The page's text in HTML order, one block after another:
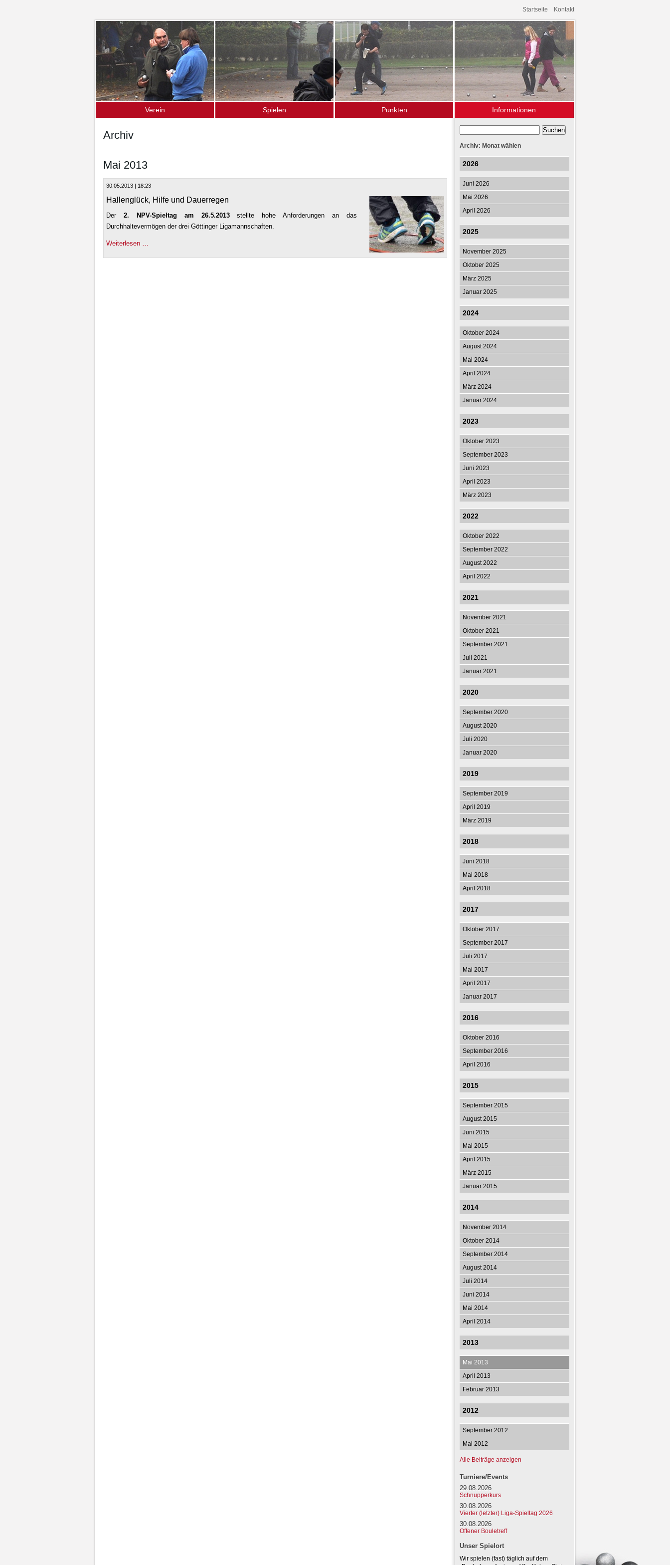
Startseite Kontakt
Verein Spielen Punkten
Informationen
Archiv
Links
Archiv
Mai 2013
30.05.2013 | 18:23
Hallenglück, Hilfe und Dauerregen
Der 2. NPV-Spieltag am 26.5.2013stellte hohe Anforderungen an das
Durchhaltevermögen der drei Göttinger Ligamannschaften.
Weiterlesen …
Archiv: Monat wählen
2026
Juni 2026
Mai 2026
April 2026
2025
November 2025
Oktober 2025
März 2025
Januar 2025
2024
Oktober 2024
August 2024
Mai 2024
April 2024
März 2024
Januar 2024
2023
Oktober 2023
September 2023
Juni 2023
April 2023
März 2023
2022
Oktober 2022
September 2022
August 2022
April 2022
2021
November 2021
Oktober 2021
September 2021
Juli 2021
Januar 2021
2020
September 2020
August 2020
Juli 2020
Januar 2020
2019
September 2019
April 2019
März 2019
2018
Juni 2018
Mai 2018
April 2018
2017
Oktober 2017
September 2017
Juli 2017
Mai 2017
April 2017
Januar 2017
2016
Oktober 2016
September 2016
April 2016
2015
September 2015
August 2015
Juni 2015
Mai 2015
April 2015
März 2015
Januar 2015
2014
November 2014
Oktober 2014
September 2014
August 2014
Juli 2014
Juni 2014
Mai 2014
April 2014
2013
Mai 2013
April 2013
Februar 2013
2012
September 2012
Mai 2012
Alle Beiträge anzeigen
Turniere/Events
29.08.2026
Schnupperkurs
30.08.2026
Vierter (letzter) Liga-Spieltag 2026
30.08.2026
Offener Bouletreff
Unser Spielort
Wir spielen (fast) täglich auf dem